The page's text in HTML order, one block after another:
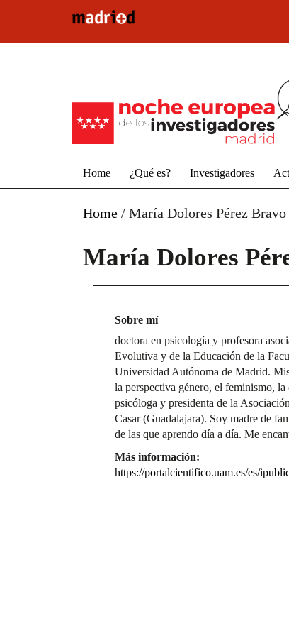
Home ¿Qué es? Investigadores
Home / María Dolores Pérez Bravo
María Dolores
Sobre mí
doctora en psicología y profesora
Evolutiva y de la Educación de la
Universidad Autónoma de Madrid.
la perspectiva género, el feminismo,
psicóloga y presidenta de la
Casar (Guadalajara). Soy madre de
de las que aprendo día a día. Me
Más información:
https://portalcientifico.uam.es/es/